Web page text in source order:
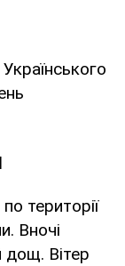
Українського
території
Вночі
дощ. Вітер